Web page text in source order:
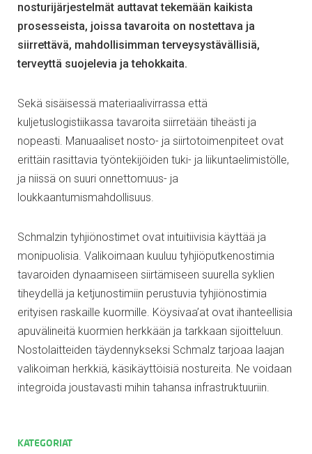
nosturijärjestelmät auttavat tekemään kaikista
prosesseista, joissa tavaroita on nostettava ja
siirrettävä, mahdollisimman terveysystävällisiä,
terveyttä suojelevia ja tehokkaita.
Sekä sisäisessä materiaalivirrassa että
kuljetuslogistiikassa tavaroita siirretään tiheästi ja
nopeasti. Manuaaliset nosto- ja siirtotoimenpiteet ovat
erittäin rasittavia työntekijöiden tuki- ja liikuntaelimistölle,
ja niissä on suuri onnettomuus- ja
loukkaantumismahdollisuus.
Schmalzin tyhjiönostimet ovat intuitiivisia käyttää ja
monipuolisia. Valikoimaan kuuluu tyhjiöputkenostimia
tavaroiden dynaamiseen siirtämiseen suurella syklien
tiheydellä ja ketjunostimiin perustuvia tyhjiönostimia
erityisen raskaille kuormille. Köysivaa’at ovat ihanteellisia
apuvälineitä kuormien herkkään ja tarkkaan sijoitteluun.
Nostolaitteiden täydennykseksi Schmalz tarjoaa laajan
valikoiman herkkiä, käsikäyttöisiä nostureita. Ne voidaan
integroida joustavasti mihin tahansa infrastruktuuriin.
KATEGORIAT